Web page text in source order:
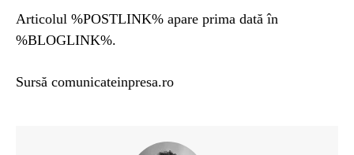
Articolul %POSTLINK% apare prima dată în
%BLOGLINK%.
Sursă comunicateinpresa.ro